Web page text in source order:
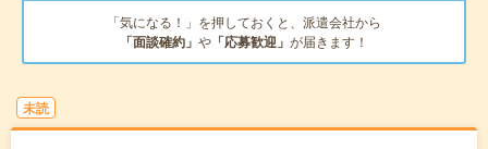
「気になる！」を押しておくと、派遣会社から
「面談確約」 や 「応募歓迎」 が届きます！
未読